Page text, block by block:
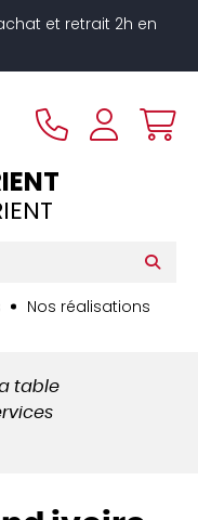
et retrait 2h en
Nos réalisations
table